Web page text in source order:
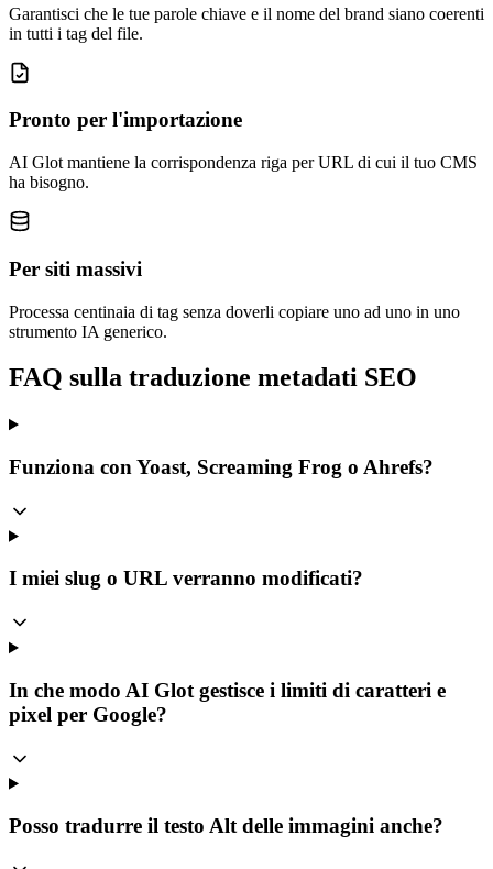
Garantisci che le tue parole chiave e il nome del brand siano coerenti
in tutti i tag del file.
Pronto per l'importazione
AI Glot mantiene la corrispondenza riga per URL di cui il tuo CMS
ha bisogno.
Per siti massivi
Processa centinaia di tag senza doverli copiare uno ad uno in uno
strumento IA generico.
FAQ sulla traduzione metadati SEO
Funziona con Yoast, Screaming Frog o Ahrefs?
I miei slug o URL verranno modificati?
In che modo AI Glot gestisce i limiti di caratteri e
pixel per Google?
Posso tradurre il testo Alt delle immagini anche?